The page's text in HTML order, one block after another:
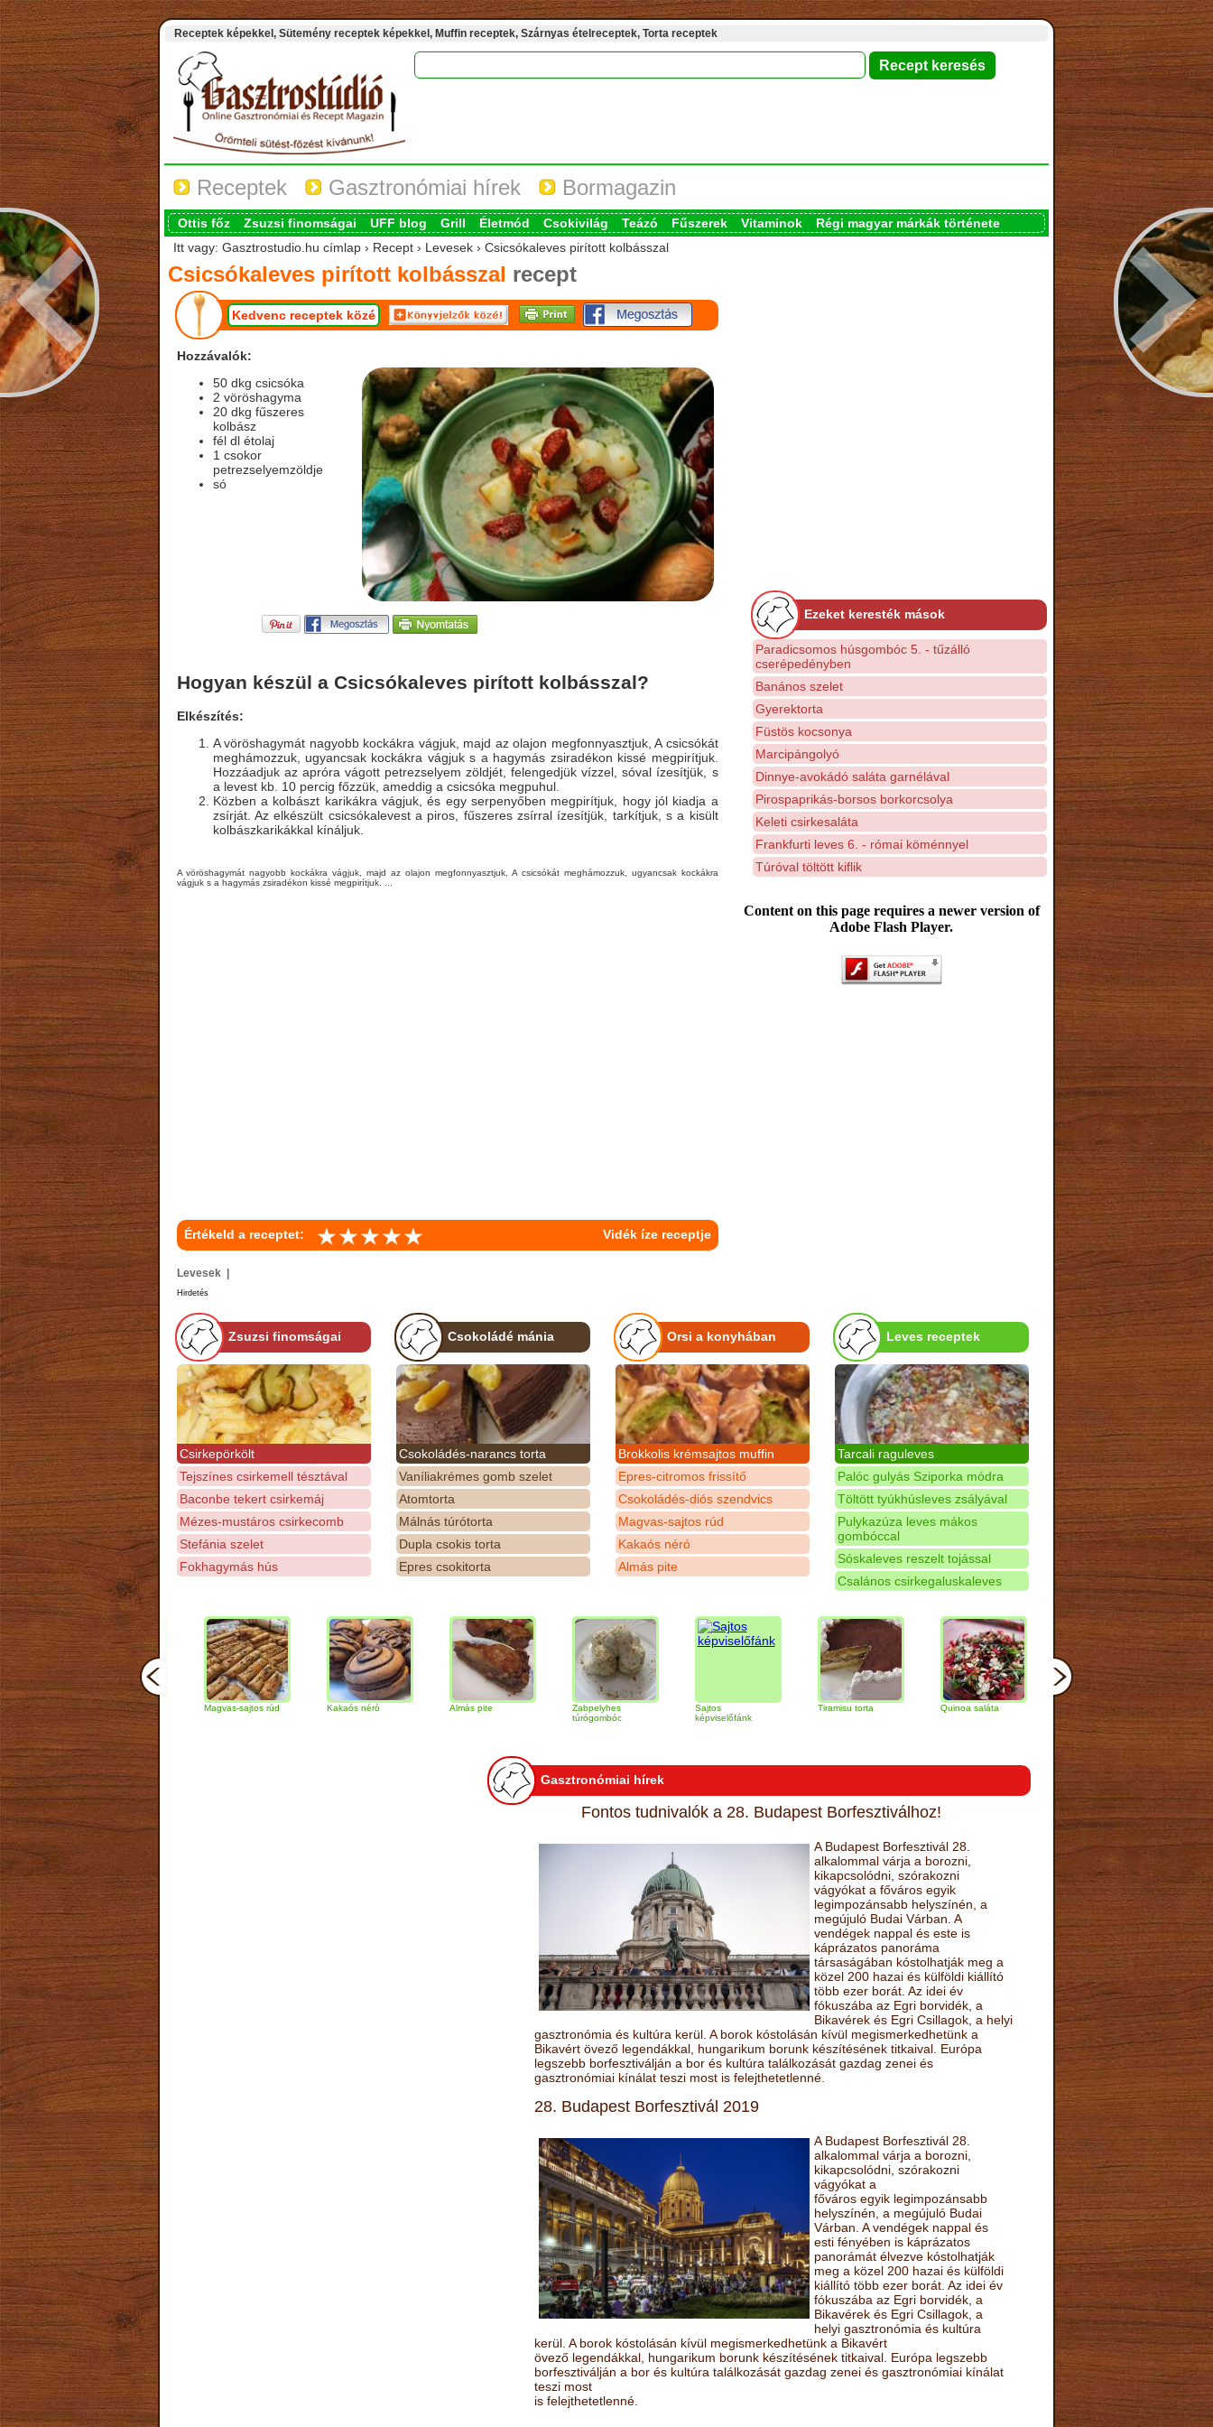
Receptek képekkel, Sütemény receptek képekkel, Muffin receptek, Szárnyas ételreceptek, Torta receptek
Receptek Gasztronómiai hírek Bormagazin
Ottis főz Zsuzsi finomságai UFF blog Grill Életmód Csokivilág Teázó Fűszerek Vitaminok
Régi magyar márkák története
Itt vagy: Gasztrostudio.hu címlap › Recept › Levesek › Csicsókaleves pirított kolbásszal
Csicsókaleves pirított kolbásszal recept
Kedvenc receptek közé
Hozzávalók:
50 dkg csicsóka
2 vöröshagyma
20 dkg fűszeres
kolbász
fél dl étolaj
1 csokor
petrezselyemzöldje
só
Hogyan készül a Csicsókaleves pirított kolbásszal?
Elkészítés:
A vöröshagymát nagyobb kockákra vágjuk, majd az olajon megfonnyasztjuk, A csicsókát
meghámozzuk, ugyancsak kockákra vágjuk s a hagymás zsiradékon kissé megpirítjuk.
Hozzáadjuk az apróra vágott petrezselyem zöldjét, felengedjük vízzel, sóval ízesítjük, s
a levest kb. 10 percig főzzük, ameddig a csicsóka megpuhul.
Közben a kolbászt karikákra vágjuk, és egy serpenyőben megpirítjuk, hogy jól kiadja a
zsírját. Az elkészült csicsókalevest a piros, fűszeres zsírral ízesítjük, tarkítjuk, s a kisült
kolbászkarikákkal kínáljuk.
A vöröshagymát nagyobb kockákra vágjuk, majd az olajon megfonnyasztjuk, A csicsókát meghámozzuk, ugyancsak kockákra
vágjuk s a hagymás zsiradékon kissé megpirítjuk. ...
Értékeld a receptet: Vidék íze receptje
Levesek |
Hirdetés
Ezeket keresték mások
Paradicsomos húsgombóc 5. - tűzálló
cserépedényben
Banános szelet
Gyerektorta
Füstös kocsonya
Marcipángolyó
Dinnye-avokádó saláta garnélával
Pirospaprikás-borsos borkorcsolya
Keleti csirkesaláta
Frankfurti leves 6. - római köménnyel
Túróval töltött kiflik
Content on this page requires a newer version of
Adobe Flash Player.
Zsuzsi finomságai
Csirkepörkölt
Tejszínes csirkemell tésztával
Baconbe tekert csirkemáj
Mézes-mustáros csirkecomb
Stefánia szelet
Fokhagymás hús
Csokoládé mánia
Csokoládés-narancs torta
Vaníliakrémes gomb szelet
Atomtorta
Málnás túrótorta
Dupla csokis torta
Epres csokitorta
Orsi a konyhában
Brokkolis krémsajtos muffin
Epres-citromos frissítő
Csokoládés-diós szendvics
Magvas-sajtos rúd
Kakaós néró
Almás pite
Leves receptek
Tarcali raguleves
Palóc gulyás Sziporka módra
Töltött tyúkhúsleves zsályával
Pulykazúza leves mákos
gombóccal
Sóskaleves reszelt tojással
Csalános csirkegaluskaleves
Csokoládés-diós
Magvas-sajtos rúd Kakaós néró Almás pite
Zabpelyhes
túrógombóc
képviselőfánk
Tiramisu torta Quinoa saláta Mandulás kifli
Csokoládés-
narancs torta
Gasztronómiai hírek
Fontos tudnivalók a 28. Budapest Borfesztiválhoz!
A Budapest Borfesztivál 28.
alkalommal várja a borozni,
kikapcsolódni, szórakozni
vágyókat a főváros egyik
legimpozánsabb helyszínén, a
megújuló Budai Várban. A
vendégek nappal és este is
káprázatos panoráma
társaságában kóstolhatják meg a
közel 200 hazai és külföldi kiállító
több ezer borát. Az idei év
fókuszába az Egri borvidék, a
Bikavérek és Egri Csillagok, a helyi
gasztronómia és kultúra kerül. A borok kóstolásán kívül megismerkedhetünk a
Bikavért övező legendákkal, hungarikum borunk készítésének titkaival. Európa
legszebb borfesztiválján a bor és kultúra találkozását gazdag zenei és
gasztronómiai kínálat teszi most is felejthetetlenné.
28. Budapest Borfesztivál 2019
A Budapest Borfesztivál 28.
alkalommal várja a borozni,
kikapcsolódni, szórakozni
vágyókat a
főváros egyik legimpozánsabb
helyszínén, a megújuló Budai
Várban. A vendégek nappal és
esti fényében is káprázatos
panorámát élvezve kóstolhatják
meg a közel 200 hazai és külföldi
kiállító több ezer borát. Az idei év
fókuszába az Egri borvidék, a
Bikavérek és Egri Csillagok, a
helyi gasztronómia és kultúra
kerül. A borok kóstolásán kívül megismerkedhetünk a Bikavért
övező legendákkal, hungarikum borunk készítésének titkaival. Európa legszebb
borfesztiválján a bor és kultúra találkozását gazdag zenei és gasztronómiai kínálat
teszi most
is felejthetetlenné.